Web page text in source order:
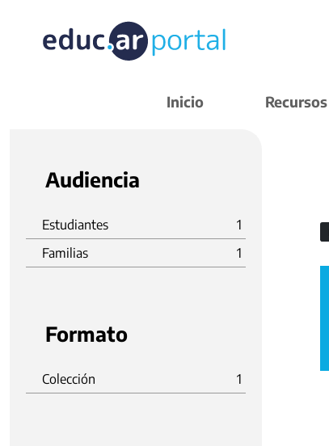
Inicio Recursos
Audiencia
Estudiantes
1
Familias
1
Formato
Colección 1